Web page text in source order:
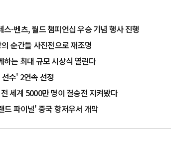
-벤츠, 월드 챔피언십 우승 기념 행사 진행
순간들 사진전으로 재조명
는 최대 규모 시상식 열린다
수' 2연속 선정
세계 5000만 명이 결승전 지켜봤다
파이널' 중국 항저우서 개막